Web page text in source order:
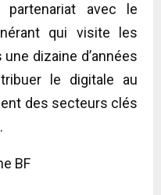
partenariat avec le
qui visite les
dizaine d’années
le digitale au
des secteurs clés
BF